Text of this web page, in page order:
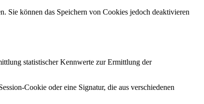
Sie können das Speichern von Cookies jedoch deaktivieren
statistischer Kennwerte zur Ermittlung der
Cookie oder eine Signatur, die aus verschiedenen